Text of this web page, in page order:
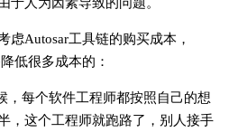
虑Autosar工具链的购买成本，
低很多成本的：
，每个软件工程师都按照自己的想
，这个工程师就跑路了，别人接手